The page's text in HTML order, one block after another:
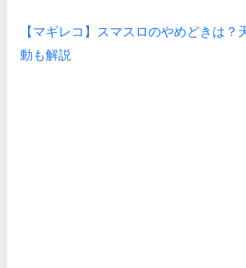
【マギレコ】スマスロのやめどきは？
動も解説